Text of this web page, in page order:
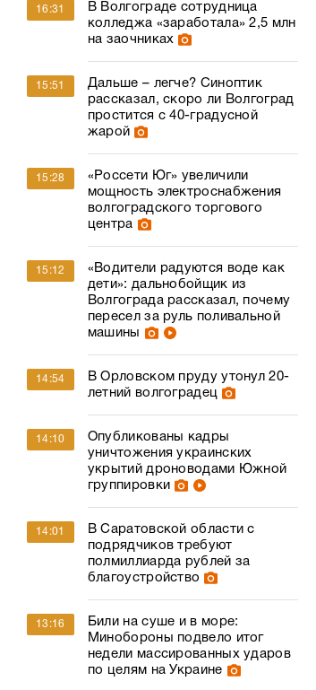
16:31
В Волгограде сотрудница
колледжа «заработала» 2,5 млн
на заочниках
15:51
Дальше – легче? Синоптик
рассказал, скоро ли Волгоград
простится с 40-градусной
жарой
15:28
«Россети Юг» увеличили
мощность электроснабжения
волгоградского торгового
центра
15:12
«Водители радуются воде как
дети»: дальнобойщик из
Волгограда рассказал, почему
пересел за руль поливальной
машины
14:54
В Орловском пруду утонул 20-
летний волгоградец
14:10
Опубликованы кадры
уничтожения украинских
укрытий дроноводами Южной
группировки
14:01
В Саратовской области с
подрядчиков требуют
полмиллиарда рублей за
благоустройство
13:16
Били на суше и в море:
Минобороны подвело итог
недели массированных ударов
по целям на Украине